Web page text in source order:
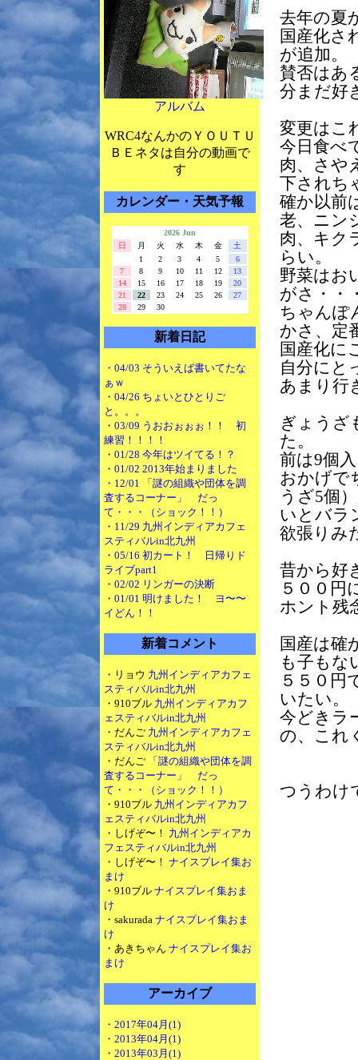
アルバム
WRC4なんかのＹＯＵＴＵ
ＢＥネタは自分の動画で
す
カレンダー・天気予報
2026 Jun
日
月 火 水 木 金
土
1
2 3 4 5
6
7
8 9 10 11 12
13
14
15 16 17 18 19
20
21
22 23 24 25 26
27
28
29 30
新着日記
・04/03 そういえば書いてたな
ぁｗ
・04/26 ちょいとひとりご
と。。。
・03/09 うおおぉぉぉ！！ 初
練習！！！！
・01/28 今年はツイてる！？
・01/02 2013年始まりました
・12/01 「謎の組織や団体を調
査するコーナー」 だっ
て・・・（ショック！！）
・11/29 九州インディアカフェ
スティバルin北九州
・05/16 初カート！ 日帰りド
ライブpart1
・02/02 リンガーの決断
・01/01 明けました！ ヨ〜〜
イどん！！
新着コメント
・リョウ 九州インディアカフェ
スティバルin北九州
・910ブル 九州インディアカフ
ェスティバルin北九州
・だんご 九州インディアカフェ
スティバルin北九州
・だんご
「謎の組織や団体を調
査するコーナー」 だっ
て・・・（ショック！！）
・910ブル 九州インディアカフ
ェスティバルin北九州
・しげぞ〜！ 九州インディアカ
フェスティバルin北九州
・しげぞ〜！ ナイスプレイ集お
まけ
・910ブル ナイスプレイ集おま
け
・sakurada ナイスプレイ集おま
け
・あきちゃん ナイスプレイ集お
まけ
アーカイブ
・2017年04月(1)
・2013年04月(1)
・2013年03月(1)
去年の夏
国産化さ
が追加。
賛否はあ
分まだ好
変更は
今日食べ
肉、さや
下されち
確か以前
老、ニン
肉、キク
らい。
野菜はお
がさ・・
ちゃんぽ
かさ、定
国産化に
自分にと
あまり行
ぎょうざ
た。
前は9個
おかげで
うざ5個
いとバラ
欲張りみ
昔から好
５００円
ホント残
国産は確
も子もな
５５０円
いたい。
今どきラ
の、これ
つうわけ